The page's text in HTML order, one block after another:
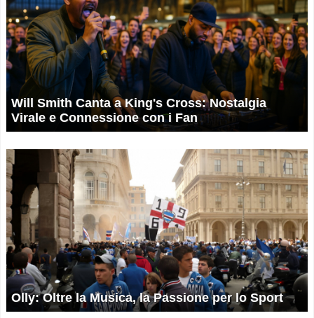
Will Smith Canta a King's Cross: Nostalgia
Virale e Connessione con i Fan
Olly: Oltre la Musica, la Passione per lo Sport